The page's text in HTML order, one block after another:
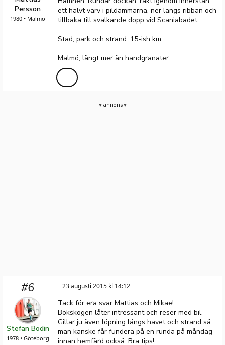
Persson
1980 • Malmö
ett halvt varv i pildammarna, ner längs ribban och
tillbaka till svalkande dopp vid Scaniabadet.
Stad, park och strand. 15-ish km.
Malmö, långt mer än handgranater.
annons
#6
Stefan Bodin
1978 • Göteborg
23 augusti 2015 kl 14:12
Tack för era svar Mattias och Mikae!
Bokskogen låter intressant och reser med bil.
Gillar ju även löpning längs havet och strand så
man kanske får fundera på en runda på måndag
innan hemfärd också. Bra tips!